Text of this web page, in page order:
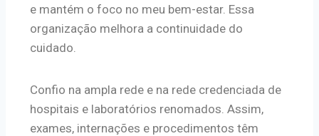
e mantém o foco no meu bem-estar. Essa
organização melhora a continuidade do
cuidado.
Confio na ampla rede e na rede credenciada de
hospitais e laboratórios renomados. Assim,
exames, internações e procedimentos têm